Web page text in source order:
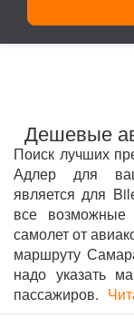
Дешевые
Поиск лучших
Адлер для
является для
все
самолет от
маршруту
надо указать
пассажиров.